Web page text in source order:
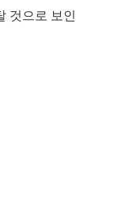
것으로 보인